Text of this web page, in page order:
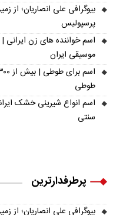
بیوگرافی علی انصاریان؛ از
پرسپولیس
اسم خواننده های زن
موسیقی ایران
طوطی
اسم انواع شیرینی خشک
سنتی
پرطرفدارترین
بیوگرافی علی انصاریان؛ از